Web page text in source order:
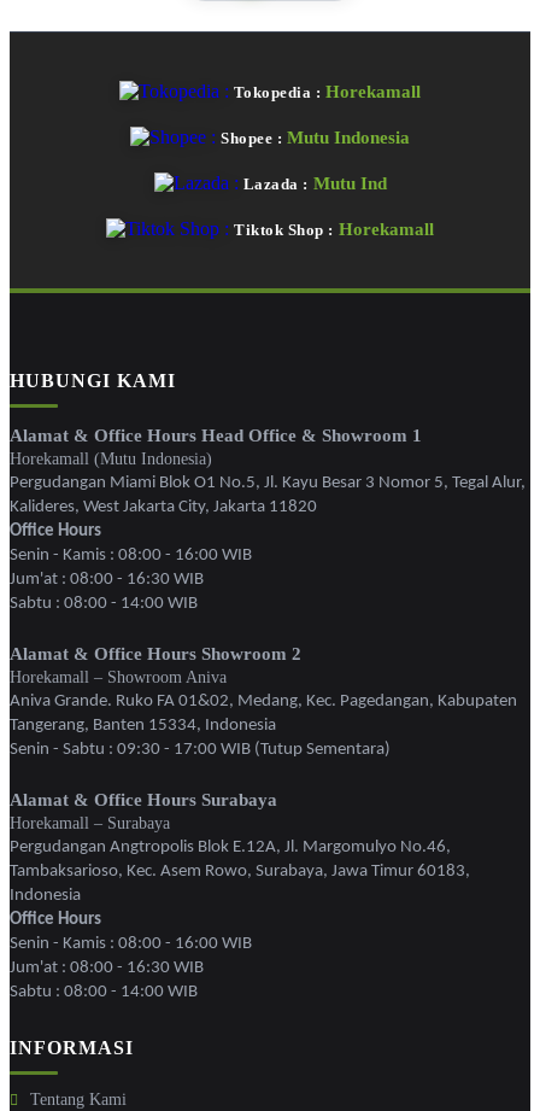
Tokopedia : Horekamall
Shopee : Mutu Indonesia
Lazada : Mutu Ind
Tiktok Shop : Horekamall
HUBUNGI KAMI
Alamat & Office Hours Head Office & Showroom 1
Horekamall (Mutu Indonesia)
Pergudangan Miami Blok O1 No.5, Jl. Kayu Besar 3 Nomor 5, Tegal Alur,
Kalideres, West Jakarta City, Jakarta 11820
Office Hours
Senin - Kamis : 08:00 - 16:00 WIB
Jum'at : 08:00 - 16:30 WIB
Sabtu : 08:00 - 14:00 WIB
Alamat & Office Hours Showroom 2
Horekamall – Showroom Aniva
Aniva Grande. Ruko FA 01&02, Medang, Kec. Pagedangan, Kabupaten
Tangerang, Banten 15334, Indonesia
Senin - Sabtu : 09:30 - 17:00 WIB (Tutup Sementara)
Alamat & Office Hours Surabaya
Horekamall – Surabaya
Pergudangan Angtropolis Blok E.12A, Jl. Margomulyo No.46,
Tambaksarioso, Kec. Asem Rowo, Surabaya, Jawa Timur 60183,
Indonesia
Office Hours
Senin - Kamis : 08:00 - 16:00 WIB
Jum'at : 08:00 - 16:30 WIB
Sabtu : 08:00 - 14:00 WIB
INFORMASI
Tentang Kami